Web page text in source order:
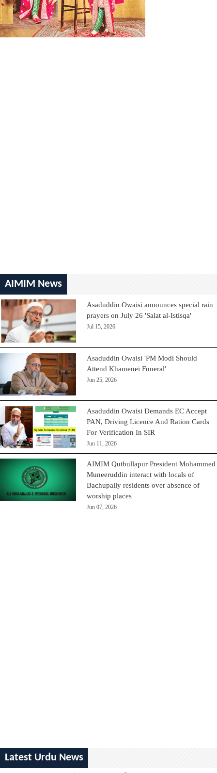
AIMIM News
Asaduddin Owaisi announces special rain
prayers on July 26 'Salat al-Istisqa'
Jul 15, 2026
Asaduddin Owaisi 'PM Modi Should
Attend Khamenei Funeral'
Jun 25, 2026
Asaduddin Owaisi Demands EC Accept
PAN, Driving Licence And Ration Cards
For Verification In SIR
Jun 11, 2026
AIMIM Qutbullapur President Mohammed
Muneeruddin interact with locals of
Bachupally residents over absence of
worship places
Jun 07, 2026
Latest Urdu News